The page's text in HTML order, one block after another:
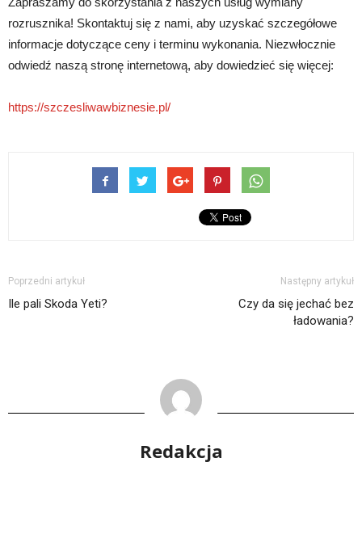
rozrusznika! Skontaktuj się z nami, aby uzyskać szczegółowe
informacje dotyczące ceny i terminu wykonania. Niezwłocznie
odwiedź naszą stronę internetową, aby dowiedzieć się więcej:
https://szczesliwawbiznesie.pl/
Poprzedni artykuł
Ile pali Skoda Yeti?
Następny artykuł
Czy da się jechać bez
ładowania?
Redakcja